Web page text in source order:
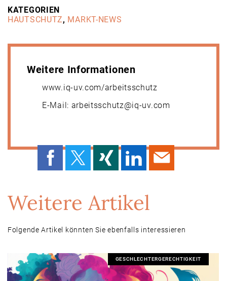
KATEGORIEN
HAUTSCHUTZ, MARKT-NEWS
Weitere Informationen
www.iq-uv.com/arbeitsschutz
E-Mail: arbeitsschutz@iq-uv.com
Weitere Artikel
Folgende Artikel könnten Sie ebenfalls interessieren
GESCHLECHTERGERECHTIGKEIT